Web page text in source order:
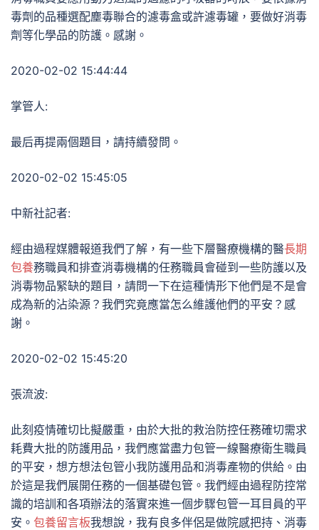
毒劑的品種選配塵毒聯合的濾毒盒或許濾毒罐，要做好消毒
劑等化學品的防護。感謝。
2020-02-02 15:44:44
掌管人:
最后再提兩個題目，請持續發問。
2020-02-02 15:45:05
中新社記者:
經由過程媒體報道我們了解，有一些下層醫療機構的醫長期
包養務職員和排查消毒機構的任務職員會碰到一些防護以及
消毒物品緊缺的題目，請問一下在這種情形下他們是不是會
成為新的沾染源？我們究竟應當怎么維護他們的平安？感
謝。
2020-02-02 15:45:20
張流波:
此刻疫情確切比擬嚴重，由於大批的救治防控任務確切需求
耗費大批的防護用品，我們應當盡力包管一線醫療衛生職員
的平安，想方想法包管小我防護用品和消毒產物的供給。由
於這是我們展開任務的一個基礎包管。我們經由過程防控常
識的培訓和各項辦法的落實來進一個步驟包管一耳目員的平
安。 包養留言板我想說，我有良多伴侶是做院感把持、消毒